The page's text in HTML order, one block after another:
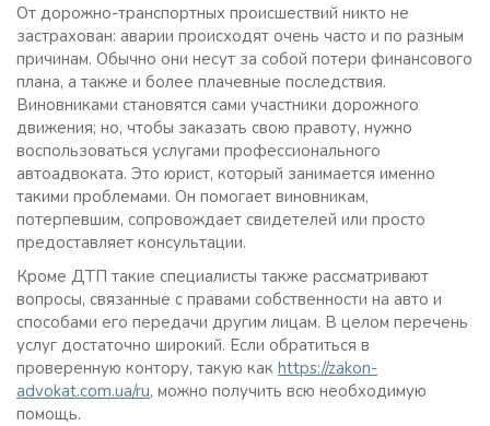
От дорожно-транспортных происшествий никто не
застрахован: аварии происходят очень часто и по разным
причинам. Обычно они несут за собой потери финансового
плана, а также и более плачевные последствия.
Виновниками становятся сами участники дорожного
движения; но, чтобы заказать свою правоту, нужно
воспользоваться услугами профессионального
автоадвоката. Это юрист, который занимается именно
такими проблемами. Он помогает виновникам,
потерпевшим, сопровождает свидетелей или просто
предоставляет консультации.
Кроме ДТП такие специалисты также рассматривают
вопросы, связанные с правами собственности на авто и
способами его передачи другим лицам. В целом перечень
услуг достаточно широкий. Если обратиться в
проверенную контору, такую как https://zakon-
advokat.com.ua/ru, можно получить всю необходимую
помощь.